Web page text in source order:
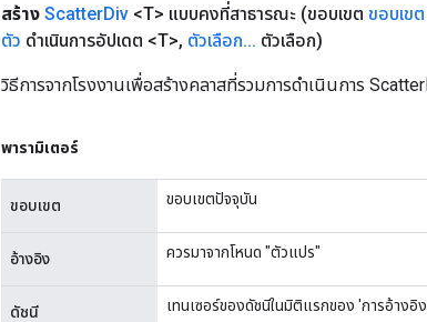
สร้าง ScatterDiv <T> แบบคงที่สาธารณะ (ขอบเขต ขอบเขต
ตัว ดำเนินการอัปเดต <T>, ตัวเลือก... ตัวเลือก)
วิธีการจากโรงงานเพื่อสร้างคลาสที่รวมการดำเนินการ
พารามิเตอร์
ขอบเขต ขอบเขตปัจจุบัน
อ้างอิง ควรมาจากโหนด "ตัวแปร"
ดัชนี เทนเซอร์ของดัชนีในมิติแรกของ 'การอ้างอิ